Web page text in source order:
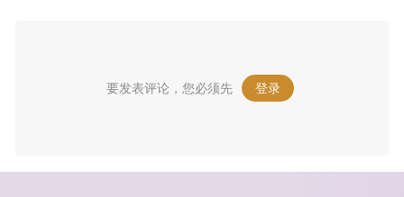
要发表评论，您必须先 登录 。